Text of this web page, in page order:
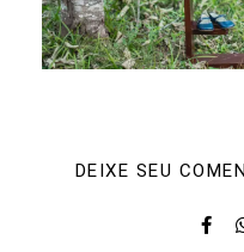
DEIXE SEU